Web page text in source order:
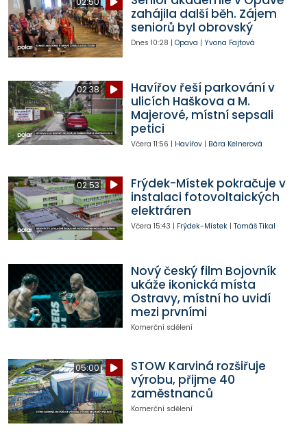
zahájila další běh. Zájem
seniorů byl obrovský
Dnes 10:28 | Opava | Yvona Fajtová
02:38
Havířov řeší parkování v
ulicích Haškova a M.
Majerové, místní sepsali
petici
Včera 11:56 | Havířov| Bára Kelnerová
02:53
Frýdek-Místek pokračuje v
instalaci fotovoltaických
elektráren
Včera 15:43 | Frýdek-Místek| Tomáš Tikal
Nový český film Bojovník
ukáže ikonická místa
Ostravy, místní ho uvidí
mezi prvními
Komerční sdělení
05:00
STOW Karviná rozšiřuje
výrobu, přijme 40
zaměstnanců
Komerční sdělení